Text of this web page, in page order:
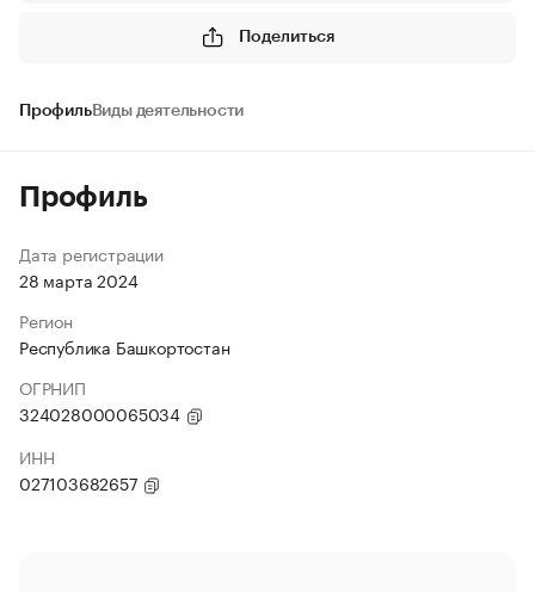
Поделиться
ПрофильВиды деятельности
Профиль
Дата регистрации
28 марта 2024
Регион
Республика Башкортостан
ОГРНИП
324028000065034
ИНН
027103682657